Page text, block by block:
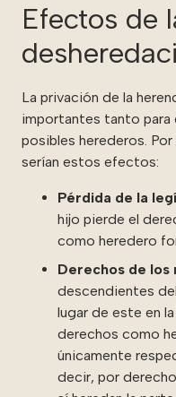
Efectos de
La privación de la
importantes tanto para
posibles herederos.
serían estos efectos:
Pérdida de la
hijo pierde el
como heredero
Derechos de
descendientes
lugar de este en
derechos como
únicamente
decir, por